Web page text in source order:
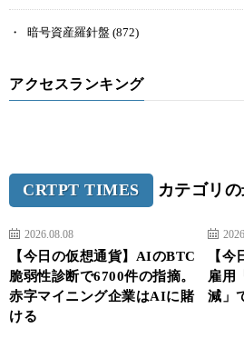
暗号資産羅針盤 (872)
アクセスランキング
CRTPT TIMES カテゴリ
2026.08.08
【今日の仮想通貨】AIのBTC
脆弱性診断で6700件の指摘。
赤字マイニング企業はAIに賭
ける
【今
雇用
減」